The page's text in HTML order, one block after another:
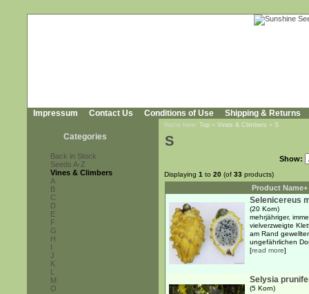
Impressum Contact Us Conditions of Use Shipping & Returns
Categories
Back in Stock
Seeds A-Z
Vines & Climbers
A
B
C
D
E
F
G
H
I
J
K
L
M
O
You're here: Top » Vines & Climbers » S
S
Show:
Displaying 1 to 20 (of 33 products)
Product Name+
Selenicereus
(20 Korn)
mehrjähriger,
vielverzweigte
am Rand
ungefährlichen
[read more]
Selysia
(5 Korn)